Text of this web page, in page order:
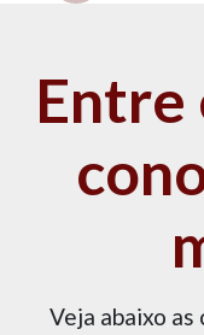
Entre
Veja abaixo as